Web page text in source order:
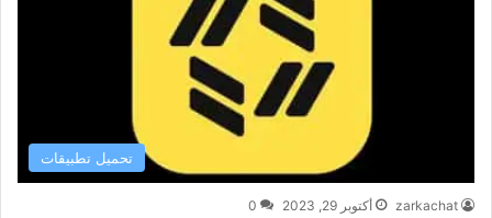
تحميل تطبيقات
zarkachat أكتوبر 29, 2023 0